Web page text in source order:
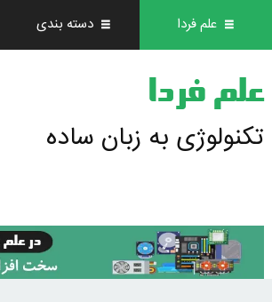
علم فردا دسته بندی
علم فردا
تکنولوژی به زبان ساده